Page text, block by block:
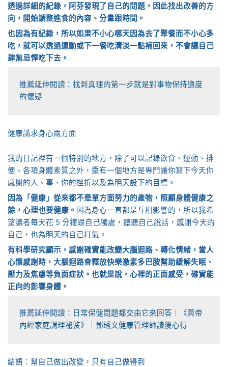
透過詳細的紀錄，阿芬發現了自己的問題，因此找出改善的方
向，開始調整進食的內容、分量跟時間。
也因為有紀錄，所以如果不小心哪天因為去了聚餐而不小心多
吃，就可以透過運動或下一餐吃清淡一點補回來，不會讓自己
肆無忌憚吃下去。
推薦延伸閱讀：找到真理的第一步就是對事物保持適度
的懷疑
健康講求身心兩方面
我的日記裡有一個特別的地方，除了可以記錄飲食、運動、排
便、各項身體素質之外，還有一個地方是專門讓你寫下今天你
感謝的人、事、你的挫折以及為明天設下的目標。
因為「健康」從來都不是單方面努力的產物，照顧身體健康之
餘，心理也要健康。 因為身心一直都是互相影響的，所以我希
望讀者每天花 5 分鐘跟自己獨處，聽聽自己說話，感謝今天的
自己，也為明天的自己打氣。
有科學研究顯示，感謝確實能改變大腦迴路、轉化情緒，當人
心懷感謝時，大腦迴路會釋放快樂激素多巴胺幫助緩解失眠、
壓力及焦慮等負面症狀。也就是說，心裡的正面感受，確實能
正向的影響身體。
推薦延伸閱讀： 日常保健問題都交由它來回答｜《黃帝
內經家庭調理祕笈》｜鄧琇文健康管理師讀後心得
結語：幫自己做出改變，只有自己做得到